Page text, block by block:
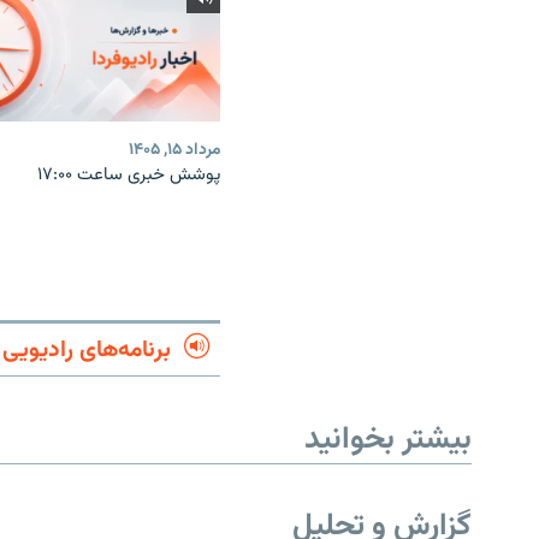
مرداد ۱۵, ۱۴۰۵
پوشش خبری ساعت ۱۷:۰۰
برنامه‌های رادیویی
بیشتر بخوانید
گزارش و تحلیل